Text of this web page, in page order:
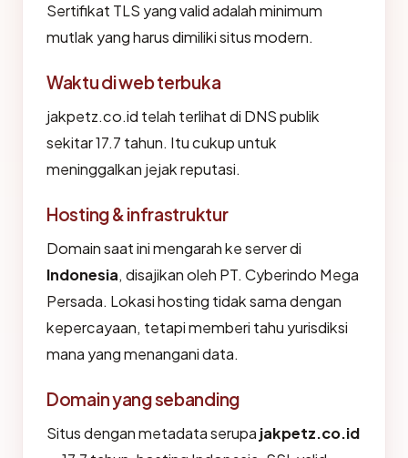
Sertifikat TLS yang valid adalah minimum
mutlak yang harus dimiliki situs modern.
Waktu di web terbuka
jakpetz.co.id telah terlihat di DNS publik
sekitar 17.7 tahun. Itu cukup untuk
meninggalkan jejak reputasi.
Hosting & infrastruktur
Domain saat ini mengarah ke server di
Indonesia, disajikan oleh PT. Cyberindo Mega
Persada. Lokasi hosting tidak sama dengan
kepercayaan, tetapi memberi tahu yurisdiksi
mana yang menangani data.
Domain yang sebanding
Situs dengan metadata serupa jakpetz.co.id